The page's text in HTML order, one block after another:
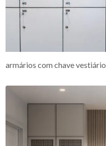
armários com chave vestiário